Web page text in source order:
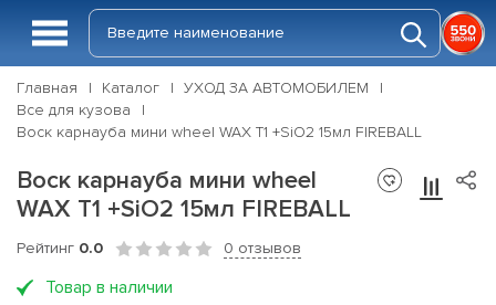
Главная Каталог
УХОД ЗА АВТОМОБИЛЕМ
Все для кузова
Воск карнауба мини wheel WAX T1 +SiO2 15мл FIREBALL
Воск карнауба мини wheel
WAX T1 +SiO2 15мл FIREBALL
Рейтинг 0.0 0 отзывов
Товар в наличии